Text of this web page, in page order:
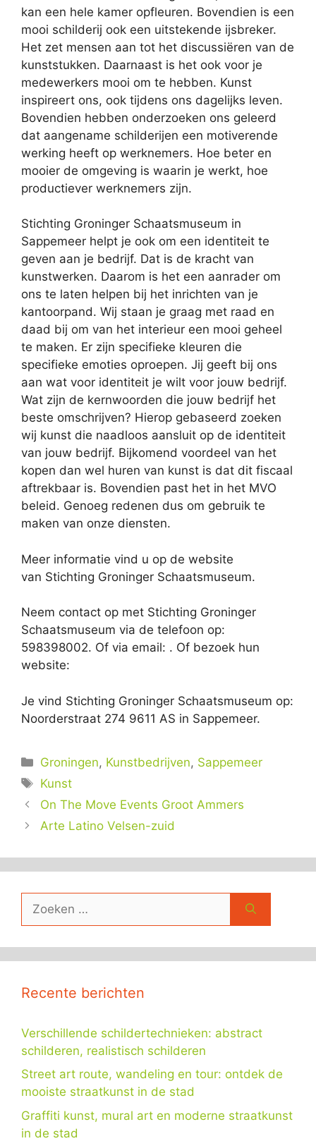
kan een hele kamer opfleuren. Bovendien is een
mooi schilderij ook een uitstekende ijsbreker.
Het zet mensen aan tot het discussiëren van de
kunststukken. Daarnaast is het ook voor je
medewerkers mooi om te hebben. Kunst
inspireert ons, ook tijdens ons dagelijks leven.
Bovendien hebben onderzoeken ons geleerd
dat aangename schilderijen een motiverende
werking heeft op werknemers. Hoe beter en
mooier de omgeving is waarin je werkt, hoe
productiever werknemers zijn.
Stichting Groninger Schaatsmuseum in
Sappemeer helpt je ook om een identiteit te
geven aan je bedrijf. Dat is de kracht van
kunstwerken. Daarom is het een aanrader om
ons te laten helpen bij het inrichten van je
kantoorpand. Wij staan je graag met raad en
daad bij om van het interieur een mooi geheel
te maken. Er zijn specifieke kleuren die
specifieke emoties oproepen. Jij geeft bij ons
aan wat voor identiteit je wilt voor jouw bedrijf.
Wat zijn de kernwoorden die jouw bedrijf het
beste omschrijven? Hierop gebaseerd zoeken
wij kunst die naadloos aansluit op de identiteit
van jouw bedrijf. Bijkomend voordeel van het
kopen dan wel huren van kunst is dat dit fiscaal
aftrekbaar is. Bovendien past het in het MVO
beleid. Genoeg redenen dus om gebruik te
maken van onze diensten.
Meer informatie vind u op de website
van Stichting Groninger Schaatsmuseum.
Neem contact op met Stichting Groninger
Schaatsmuseum via de telefoon op:
598398002. Of via email: . Of bezoek hun
website:
Je vind Stichting Groninger Schaatsmuseum op:
Noorderstraat 274 9611 AS in Sappemeer.
Categorieën
Groningen, Kunstbedrijven, Sappemeer
Tags
Kunst
On The Move Events Groot Ammers
Arte Latino Velsen-zuid
naar:
Recente berichten
Verschillende schildertechnieken: abstract
schilderen, realistisch schilderen
Street art route, wandeling en tour: ontdek de
mooiste straatkunst in de stad
Graffiti kunst, mural art en moderne straatkunst
in de stad